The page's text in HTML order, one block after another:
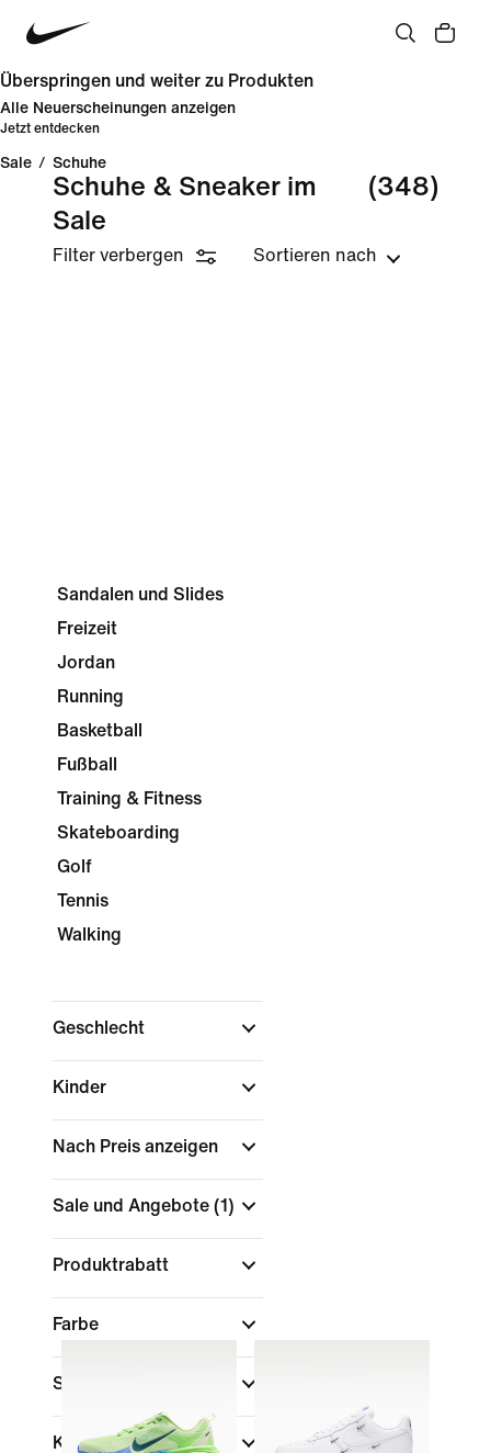
Überspringen und weiter zu Produkten
Alle Neuerscheinungen anzeigen
Jetzt entdecken
Sale / Schuhe
Schuhe & Sneaker im
Sale
(348)
Filter verbergen Sortieren nach
Sandalen und Slides
Freizeit
Jordan
Running
Basketball
Fußball
Training & Fitness
Skateboarding
Golf
Tennis
Walking
Geschlecht
Kinder
Nach Preis anzeigen
Sale und Angebote (1)
Produktrabatt
Farbe
Schuhhöhe
Kollektionen